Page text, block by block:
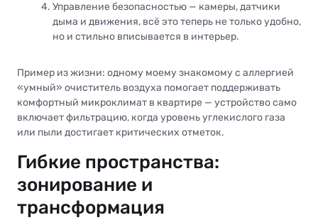
Управление безопасностью — камеры, датчики
дыма и движения, всё это теперь не только удобно,
но и стильно вписывается в интерьер.
Пример из жизни: одному моему знакомому с аллергией
«умный» очиститель воздуха помогает поддерживать
комфортный микроклимат в квартире — устройство само
включает фильтрацию, когда уровень углекислого газа
или пыли достигает критических отметок.
Гибкие пространства:
зонирование и
трансформация